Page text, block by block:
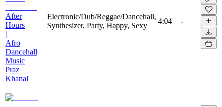
After
Hours
|
Afro
Dancehall
Music
Praz
Khanal
Electronic/Dub/Reggae/Dancehall,
Synthesizer, Party, Happy, Sexy
4:04 -